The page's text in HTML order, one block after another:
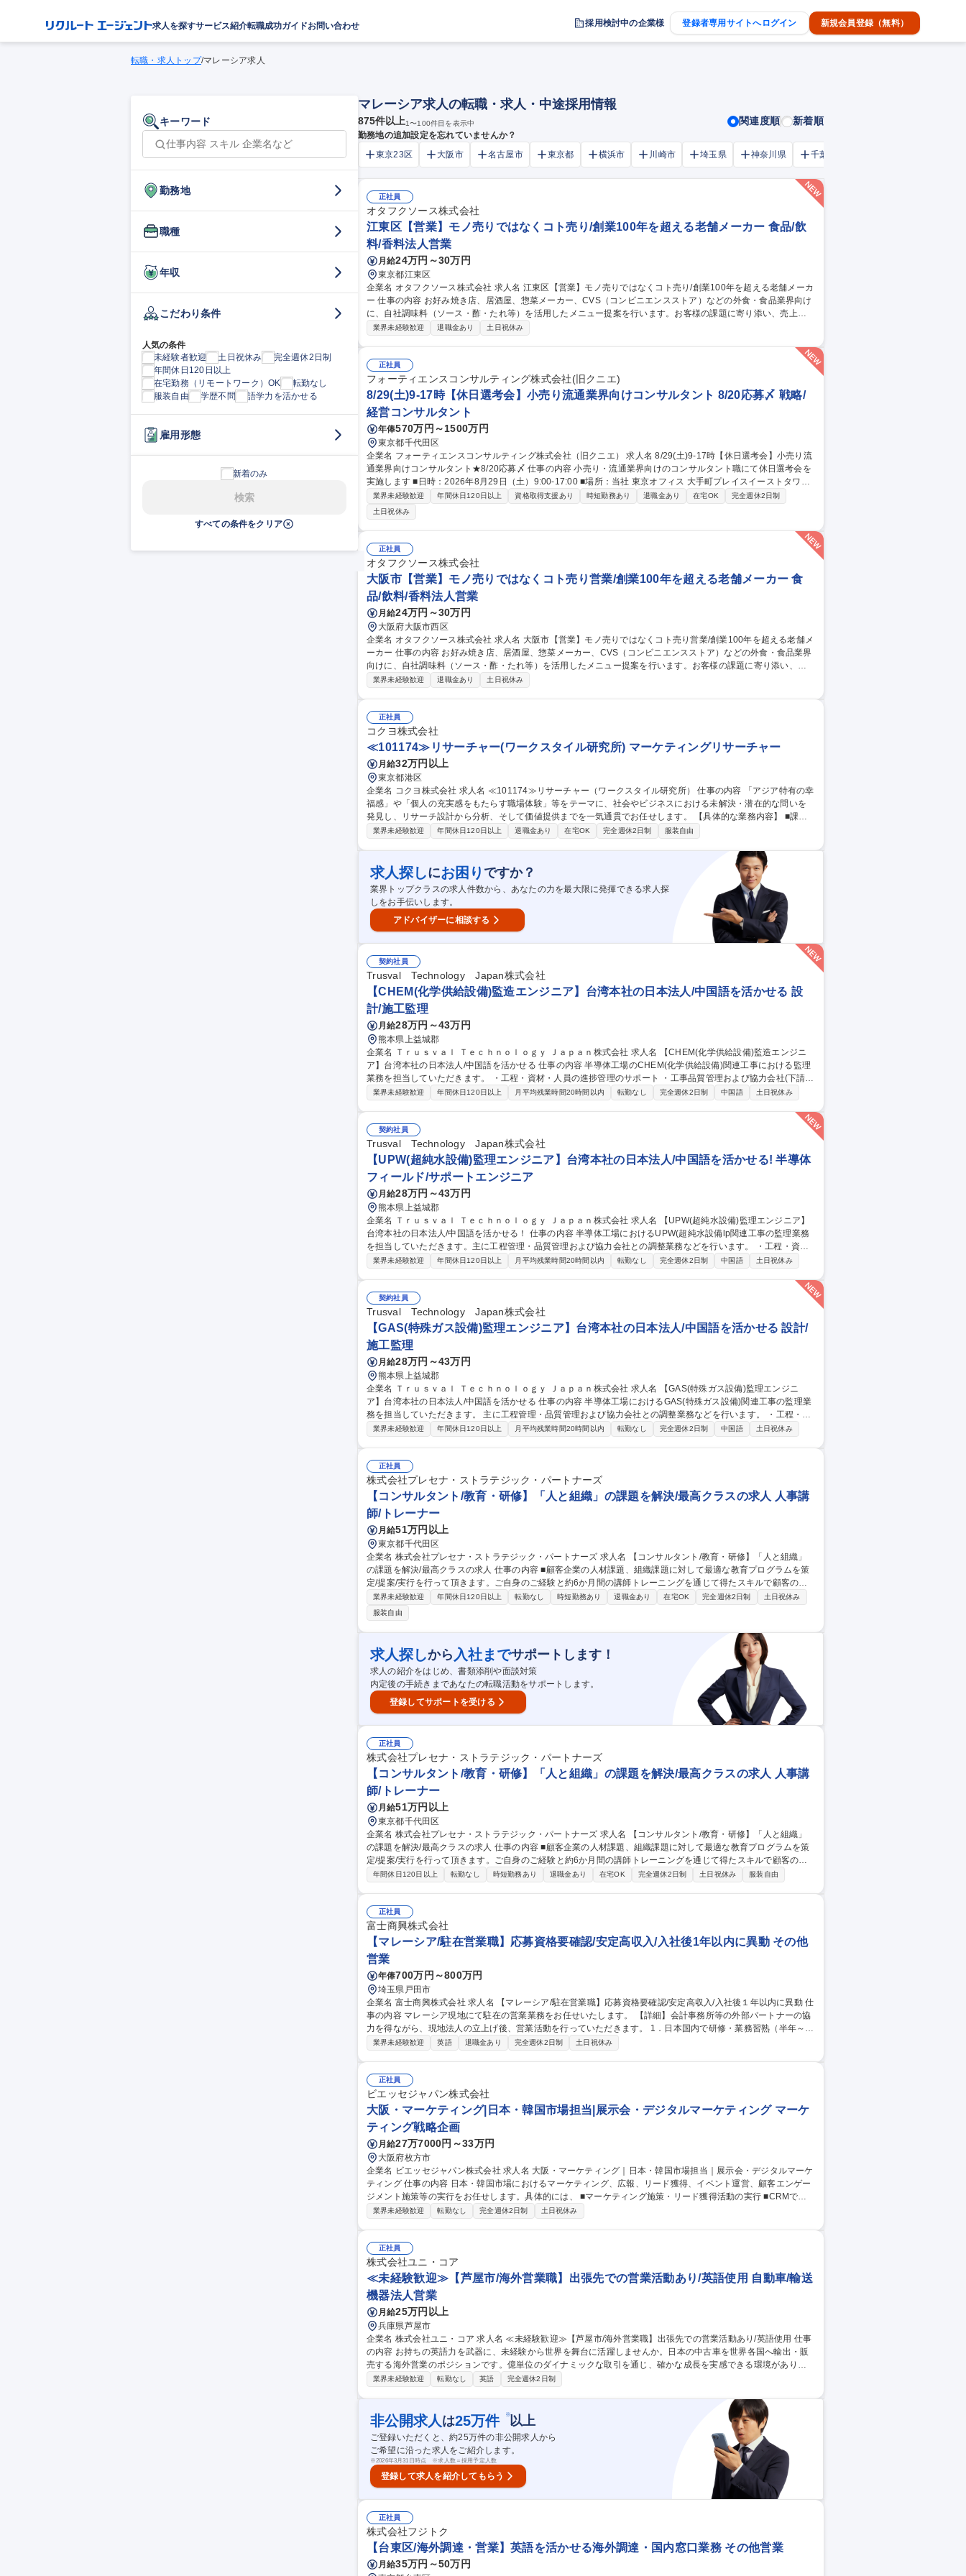
求人を探すサービス紹介転職成功ガイドお問い合わせ 採用検討中の企業様 登録者専用サイトへログイン 新規会員登録（無料）
転職・求人トップ/マレーシア求人
キーワード
勤務地
職種
年収
こだわり条件
人気の条件
未経験者歓迎
土日祝休み
完全週休2日制
年間休日120日以上
在宅勤務（リモートワーク）OK
転勤なし
服装自由
学歴不問 語学力を活かせる
雇用形態
新着のみ
検索
すべての条件をクリア
マレーシア求人の転職・求人・中途採用情報
875件以上1〜100件目を表示中 関連度順 新着順
勤務地の追加設定を忘れていませんか？
東京23区
大阪市 名古屋市 東京都 横浜市 川崎市 埼玉県 神奈川県 千葉市
正社員
オタフクソース株式会社
江東区【営業】モノ売りではなくコト売り/創業100年を超える老舗メーカー 食品/飲
料/香料法人営業
月給24万円～30万円
東京都江東区
企業名 オタフクソース株式会社 求人名 江東区【営業】モノ売りではなくコト売り/創業100年を超える老舗メーカ
ー 仕事の内容 お好み焼き店、居酒屋、惣菜メーカー、CVS（コンビニエンスストア）などの外食・食品業界向け
に、自社調味料（ソース・酢・たれ等）を活用したメニュー提案を行います。お客様の課題に寄り添い、売上向
上や商品 価値向上に貢献しながら繁盛店/ヒット商品の創出に伴走する営業です。 味の提案にとどまらず、商品開
規開業支援（メニュー開発、実演、オペレーション指導） ・CVS向け商品企画・メニュー開発（中食ニーズに対
応した商品提案） ・問屋（代理店）との同行販売、プロモーション企画の立案 募集職種 江東区【営業】モノ売り
ではなくコト売り/創業100年を超える老舗メーカー
業界未経験歓迎 退職金あり 土日祝休み
正社員
フォーティエンスコンサルティング株式会社(旧クニエ)
8/29(土)9-17時【休日選考会】小売り流通業界向けコンサルタント 8/20応募〆 戦略/
経営コンサルタント
年俸570万円～1500万円
東京都千代田区
企業名 フォーティエンスコンサルティング株式会社（旧クニエ） 求人名 8/29(土)9-17時【休日選考会】小売り流
通業界向けコンサルタント★8/20応募〆 仕事の内容 小売り・流通業界向けのコンサルタント職にて休日選考会を
実施します ■日時：2026年8月29日（土）9:00-17:00 ■場所：当社 東京オフィス 大手町プレイスイーストタワー
11階 【当日の流れ】※書類選考通過後、事前にWEBテストの受検をいただきます ・対面形式で面接を2～3回予
定(不合格の場合、その時点でお帰り頂きます） ・最終面接は別途実施いたします。当日中は内定のご提示まで至
りません。（最終面接官は、役員となります） ・持参いただきたいもの：PC・お食事 ・空き時間にはオフィスツ
アーも実施予定です。 募集職種 8/29(土)9-17時【休日選考会】小売り流通業界向けコンサルタント★8/20応募〆
業界未経験歓迎 年間休日120日以上 資格取得支援あり 時短勤務あり 退職金あり 在宅OK
完全週休2日制
土日祝休み
正社員
オタフクソース株式会社
大阪市【営業】モノ売りではなくコト売り営業/創業100年を超える老舗メーカー 食
品/飲料/香料法人営業
月給24万円～30万円
大阪府大阪市西区
企業名 オタフクソース株式会社 求人名 大阪市【営業】モノ売りではなくコト売り営業/創業100年を超える老舗メ
ーカー 仕事の内容 お好み焼き店、居酒屋、惣菜メーカー、CVS（コンビニエンスストア）などの外食・食品業界
向けに、自社調味料（ソース・酢・たれ等）を活用したメニュー提案を行います。お客様の課題に寄り添い、売
上向上や商品 価値向上に貢献しながら繁盛店/ヒット商品の創出に伴走する営業です。 味の提案にとどまらず、商
に対応した商品提案） ・問屋（代理店）との同行販売、プロモーション企画の立案 募集職種 大阪市【営業】モノ
売りではなくコト売り営業/創業100年を超える老舗メーカー
業界未経験歓迎 退職金あり 土日祝休み
正社員
コクヨ株式会社
≪101174≫リサーチャー(ワークスタイル研究所) マーケティングリサーチャー
月給32万円以上
東京都港区
企業名 コクヨ株式会社 求人名 ≪101174≫リサーチャー（ワークスタイル研究所） 仕事の内容 「アジア特有の幸
福感」や「個人の充実感をもたらす職場体験」等をテーマに、社会やビジネスにおける未解決・潜在的な問いを
発見し、リサーチ設計から分析、そして価値提供までを一気通貫でお任せします。 【具体的な業務内容】 ■課題
発見と問いの設計：社会・組織・ワーカーの変化を深く洞察し、本質的なリサーチ課題を設定する ■リサーチの企
サイトの創出と応用：分析結果から示唆を抽出し、社会や顧客の具体的なアクションに繋がる「意味」を付与
し、提言を行う 募集職種 ≪101174≫リサーチャー（ワークスタイル研究所）
業界未経験歓迎 年間休日120日以上 退職金あり 在宅OK 完全週休2日制 服装自由
求人探しにお困り ですか？
業界トップクラスの求人件数から、あなたの力を最大限に発揮できる求人探
しをお手伝いします。
アドバイザーに相談する
契約社員
Trusval Technology Japan株式会社
【CHEM(化学供給設備)監造エンジニア】台湾本社の日本法人/中国語を活かせる 設
計/施工監理
月給28万円～43万円
熊本県上益城郡
企業名 Ｔｒｕｓｖａｌ Ｔｅｃｈｎｏｌｏｇｙ Ｊａｐａｎ株式会社 求人名 【CHEM(化学供給設備)監造エンジニ
ア】台湾本社の日本法人/中国語を活かせる 仕事の内容 半導体工場のCHEM(化学供給設備)関連工事における監理
業務を担当していただきます。 ・工程・資材・人員の進捗管理のサポート ・工事品質管理および協力会社(下請け
業者)の管理補助 ・顧客要望のヒアリングおよび現場調査、要求仕様書の作成補助 ・協力会社への発注業務および
業界未経験歓迎 年間休日120日以上 月平均残業時間20時間以内 転勤なし 完全週休2日制 中国語 土日祝休み
契約社員
Trusval Technology Japan株式会社
【UPW(超純水設備)監理エンジニア】台湾本社の日本法人/中国語を活かせる! 半導体
フィールド/サポートエンジニア
月給28万円～43万円
熊本県上益城郡
企業名 Ｔｒｕｓｖａｌ Ｔｅｃｈｎｏｌｏｇｙ Ｊａｐａｎ株式会社 求人名 【UPW(超純水設備)監理エンジニア】
台湾本社の日本法人/中国語を活かせる！ 仕事の内容 半導体工場におけるUPW(超純水設備lp関連工事の監理業務
を担当していただきます。主に工程管理・品質管理および協力会社との調整業務などを行います。 ・工程・資
材・人員の進捗管理のサポート ・工事品質管理および協力会社（下請け業者）の管理補助 ・顧客要望のヒアリン
ア】台湾本社の日本法人/中国語を活かせる！
業界未経験歓迎 年間休日120日以上 月平均残業時間20時間以内 転勤なし 完全週休2日制 中国語 土日祝休み
契約社員
Trusval Technology Japan株式会社
【GAS(特殊ガス設備)監理エンジニア】台湾本社の日本法人/中国語を活かせる 設計/
施工監理
月給28万円～43万円
熊本県上益城郡
企業名 Ｔｒｕｓｖａｌ Ｔｅｃｈｎｏｌｏｇｙ Ｊａｐａｎ株式会社 求人名 【GAS(特殊ガス設備)監理エンジニ
ア】台湾本社の日本法人/中国語を活かせる 仕事の内容 半導体工場におけるGAS(特殊ガス設備)関連工事の監理業
務を担当していただきます。 主に工程管理・品質管理および協力会社との調整業務などを行います。 ・工程・資
材・人員の進捗管理のサポート ・工事品質管理および協力会社(下請け業者)の管理補助 ・顧客要望のヒアリング
ア】台湾本社の日本法人/中国語を活かせる
業界未経験歓迎 年間休日120日以上 月平均残業時間20時間以内 転勤なし 完全週休2日制 中国語 土日祝休み
正社員
株式会社プレセナ・ストラテジック・パートナーズ
【コンサルタント/教育・研修】「人と組織」の課題を解決/最高クラスの求人 人事講
師/トレーナー
月給51万円以上
東京都千代田区
企業名 株式会社プレセナ・ストラテジック・パートナーズ 求人名 【コンサルタント/教育・研修】「人と組織」
の課題を解決/最高クラスの求人 仕事の内容 ■顧客企業の人材課題、組織課題に対して最適な教育プログラムを策
定/提案/実行を行って頂きます。ご自身のご経験と約6か月間の講師トレーニングを通じて得たスキルで顧客のビ
ジネス課題を解決して頂きます。 【詳細】■講師…大手企業の新人～中堅～部長級など様々な階層へ研修を実施。
※講師の仕事を中心にお任せし、ご希望と適性に応じて下記業務を兼任頂きます。■教材開発…営業が確認をした
顧客のニーズをもとにオリジナル教材作成■営業…顧客の課題抽出・分析を行い顧客毎にカスタマイズした研修提
案■各組織管理業務…社内の組織運営や業務構築 ★入社後講師トレーニングを行うため、研修講師未経験でも活躍
できる環境です。 募集職種 【コンサルタント/教育・研修】「人と組織」の課題を解決/最高クラスの求人
業界未経験歓迎 年間休日120日以上 転勤なし 時短勤務あり 退職金あり 在宅OK 完全週休2日制
土日祝休み
服装自由
求人探しから 入社までサポートします！
求人の紹介をはじめ、書類添削や面談対策
内定後の手続きまであなたの転職活動をサポートします。
登録してサポートを受ける
正社員
株式会社プレセナ・ストラテジック・パートナーズ
【コンサルタント/教育・研修】「人と組織」の課題を解決/最高クラスの求人 人事講
師/トレーナー
月給51万円以上
東京都千代田区
企業名 株式会社プレセナ・ストラテジック・パートナーズ 求人名 【コンサルタント/教育・研修】「人と組織」
の課題を解決/最高クラスの求人 仕事の内容 ■顧客企業の人材課題、組織課題に対して最適な教育プログラムを策
定/提案/実行を行って頂きます。ご自身のご経験と約6か月間の講師トレーニングを通じて得たスキルで顧客のビ
ジネス課題を解決して頂きます。 【詳細】■講師…大手企業の新人～中堅～部長級など様々な階層へ研修を実施。
案■各組織管理業務…社内の組織運営や業務構築 ★入社後講師トレーニングを行うため、研修講師未経験でも活躍
できる環境です。 募集職種 【コンサルタント/教育・研修】「人と組織」の課題を解決/最高クラスの求人
年間休日120日以上 転勤なし 時短勤務あり 退職金あり 在宅OK 完全週休2日制 土日祝休み 服装自由
正社員
富士商興株式会社
【マレーシア/駐在営業職】応募資格要確認/安定高収入/入社後1年以内に異動 その他
営業
年俸700万円～800万円
埼玉県戸田市
企業名 富士商興株式会社 求人名 【マレーシア/駐在営業職】応募資格要確認/安定高収入/入社後１年以内に異動 仕
事の内容 マレーシア現地にて駐在の営業業務をお任せいたします。 【詳細】会計事務所等の外部パートナーの協
力を得ながら、現地法人の立上げ後、営業活動を行っていただきます。 1．日本国内で研修・業務習熟（半年～１
年をイメージ）後、マレーシアに赴任し、現地法人の立上げ、販売業務を遂行。 2．赴任地はクアラルンプール周
業界未経験歓迎 英語 退職金あり 完全週休2日制 土日祝休み
正社員
ビエッセジャパン株式会社
大阪・マーケティング|日本・韓国市場担当|展示会・デジタルマーケティング マーケ
ティング戦略企画
月給27万7000円～33万円
大阪府枚方市
企業名 ビエッセジャパン株式会社 求人名 大阪・マーケティング｜日本・韓国市場担当｜展示会・デジタルマーケ
ティング 仕事の内容 日本・韓国市場におけるマーケティング、広報、リード獲得、イベント運営、顧客エンゲー
ジメント施策等の実行をお任せします。具体的には、 ■マーケティング施策・リード獲得活動の実行 ■CRMでの
顧客データ管理・分析 ■メールマーケティング・SNS運用等のデジタルマーケティング推進 ■イベント・展示会・
ティング｜日本・韓国市場担当｜展示会・デジタルマーケティング
業界未経験歓迎 転勤なし 完全週休2日制 土日祝休み
正社員
株式会社ユニ・コア
≪未経験歓迎≫【芦屋市/海外営業職】出張先での営業活動あり/英語使用 自動車/輸送
機器法人営業
月給25万円以上
兵庫県芦屋市
企業名 株式会社ユニ・コア 求人名 ≪未経験歓迎≫【芦屋市/海外営業職】出張先での営業活動あり/英語使用 仕事
の内容 お持ちの英語力を武器に、未経験から世界を舞台に活躍しませんか。日本の中古車を世界各国へ輸出・販
売する海外営業のポジションです。億単位のダイナミックな取引を通じ、確かな成長を実感できる環境がありま
す。 イギリスやハワイ等へ日本の中古車を販売していただきます。１～２ヶ月に一度は現地へ赴き、市場調査や
め、新しい知識を素直に吸収できる方であれば必ず活躍できます。あなたの培ってきた英語スキルは、現地ディ
ーラーとの信頼関係構築や、大きな裁量を持った億単位の取引で存分に活かされます。 募集職種 ≪未経験歓迎≫
【芦屋市/海外営業職】出張先での営業活動あり/英語使用
業界未経験歓迎 転勤なし 英語 完全週休2日制
非公開求人 は25万件 ※以上
ご登録いただくと、約25万件の非公開求人から
ご希望に沿った求人をご紹介します。
※2026年3月31日時点 ※求人数＝採用予定人数
登録して求人を紹介してもらう
正社員
株式会社フジトク
【台東区/海外調達・営業】英語を活かせる海外調達・国内窓口業務 その他営業
月給35万円～50万円